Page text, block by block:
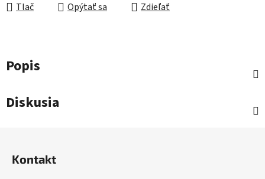
Tlač Opýtať sa Zdieľať
Popis
Diskusia
Kontakt